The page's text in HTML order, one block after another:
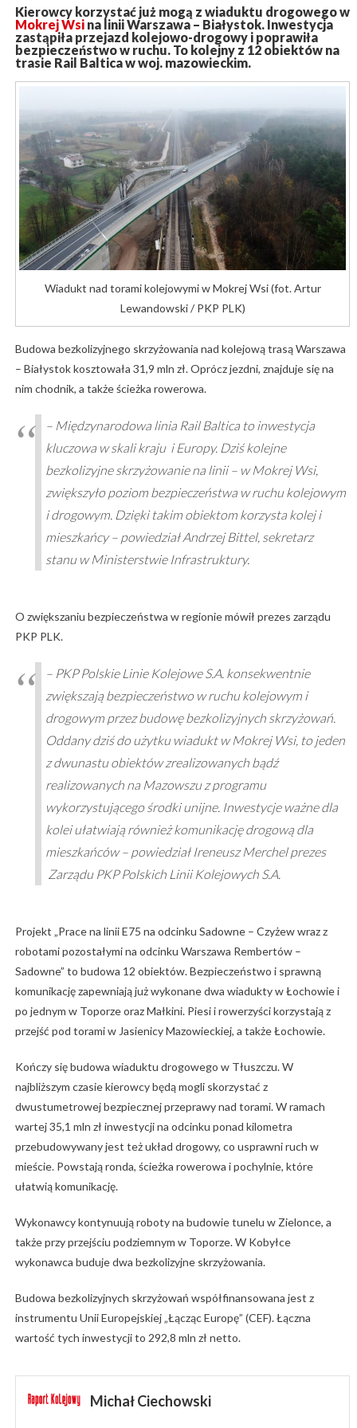
Kierowcy korzystać już mogą z wiaduktu drogowego w
Mokrej Wsina linii Warszawa – Białystok. Inwestycja
zastąpiła przejazd kolejowo-drogowy i poprawiła
bezpieczeństwo w ruchu. To kolejny z 12 obiektów na
trasie Rail Baltica w woj. mazowieckim.
Wiadukt nad torami kolejowymi w Mokrej Wsi (fot. Artur
Lewandowski / PKP PLK)
Budowa bezkolizyjnego skrzyżowania nad kolejową trasą Warszawa
– Białystok kosztowała 31,9 mln zł. Oprócz jezdni, znajduje się na
nim chodnik, a także ścieżka rowerowa.
– Międzynarodowa linia Rail Baltica to inwestycja
kluczowa w skali kraju i Europy. Dziś kolejne
bezkolizyjne skrzyżowanie na linii – w Mokrej Wsi,
zwiększyło poziom bezpieczeństwa w ruchu kolejowym
i drogowym. Dzięki takim obiektom korzysta kolej i
mieszkańcy – powiedział Andrzej Bittel, sekretarz
stanu w Ministerstwie Infrastruktury.
O zwiększaniu bezpieczeństwa w regionie mówił prezes zarządu
PKP PLK.
– PKP Polskie Linie Kolejowe S.A. konsekwentnie
zwiększają bezpieczeństwo w ruchu kolejowym i
drogowym przez budowę bezkolizyjnych skrzyżowań.
Oddany dziś do użytku wiadukt w Mokrej Wsi, to jeden
z dwunastu obiektów zrealizowanych bądź
realizowanych na Mazowszu z programu
wykorzystującego środki unijne. Inwestycje ważne dla
kolei ułatwiają również komunikację drogową dla
mieszkańców – powiedział Ireneusz Merchel prezes
Zarządu PKP Polskich Linii Kolejowych S.A.
Projekt „Prace na linii E75 na odcinku Sadowne – Czyżew wraz z
robotami pozostałymi na odcinku Warszawa Rembertów –
Sadowne” to budowa 12 obiektów. Bezpieczeństwo i sprawną
komunikację zapewniają już wykonane dwa wiadukty w Łochowie i
po jednym w Toporze oraz Małkini. Piesi i rowerzyści korzystają z
przejść pod torami w Jasienicy Mazowieckiej, a także Łochowie.
Kończy się budowa wiaduktu drogowego w Tłuszczu. W
najbliższym czasie kierowcy będą mogli skorzystać z
dwustumetrowej bezpiecznej przeprawy nad torami. W ramach
wartej 35,1 mln zł inwestycji na odcinku ponad kilometra
przebudowywany jest też układ drogowy, co usprawni ruch w
mieście. Powstają ronda, ścieżka rowerowa i pochylnie, które
ułatwią komunikację.
Wykonawcy kontynuują roboty na budowie tunelu w Zielonce, a
także przy przejściu podziemnym w Toporze. W Kobyłce
wykonawca buduje dwa bezkolizyjne skrzyżowania.
Budowa bezkolizyjnych skrzyżowań współfinansowana jest z
instrumentu Unii Europejskiej „Łącząc Europę” (CEF). Łączna
wartość tych inwestycji to 292,8 mln zł netto.
Michał Ciechowski